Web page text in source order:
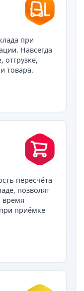
при
Навсегда
товара.
пересчёта
позволят
время
приёмке